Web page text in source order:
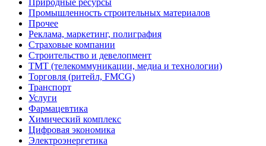
Промышленность строительных материалов
Прочее
Реклама, маркетинг, полиграфия
Страховые компании
Строительство и девелопмент
ТМТ (телекоммуникации, медиа и технологии)
Торговля (ритейл, FMCG)
Транспорт
Услуги
Фармацевтика
Химический комплекс
Цифровая экономика
Электроэнергетика